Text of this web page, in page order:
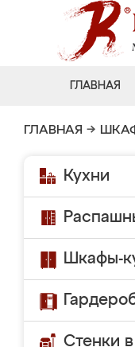
ГЛАВНАЯ
ГЛАВНАЯ →
Кухни
Шкафы-
Стенки